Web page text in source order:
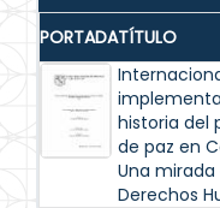
PORTADATÍTULO
historia del
de paz en
Una mirada
Derechos